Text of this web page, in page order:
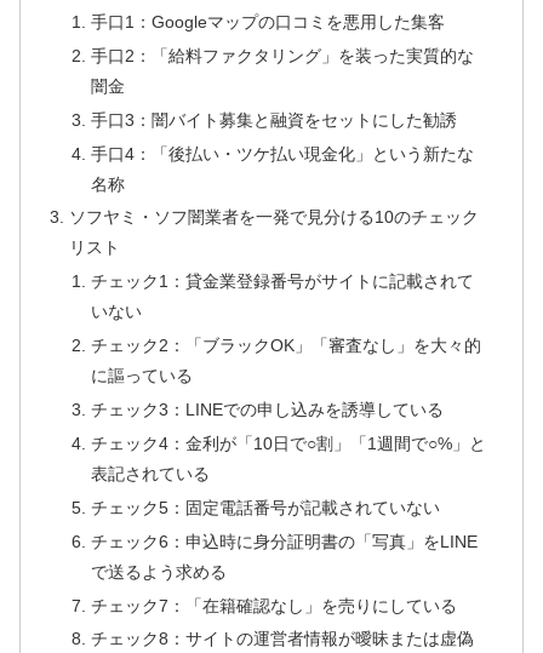
手口1：Googleマップの口コミを悪用した集客
手口2：「給料ファクタリング」を装った実質的な
闇金
手口3：闇バイト募集と融資をセットにした勧誘
手口4：「後払い・ツケ払い現金化」という新たな
名称
ソフヤミ・ソフ闇業者を一発で見分ける10のチェック
リスト
チェック1：貸金業登録番号がサイトに記載されて
いない
チェック2：「ブラックOK」「審査なし」を大々的
に謳っている
チェック3：LINEでの申し込みを誘導している
チェック4：金利が「10日で○割」「1週間で○%」と
表記されている
チェック5：固定電話番号が記載されていない
チェック6：申込時に身分証明書の「写真」をLINE
で送るよう求める
チェック7：「在籍確認なし」を売りにしている
チェック8：サイトの運営者情報が曖昧または虚偽